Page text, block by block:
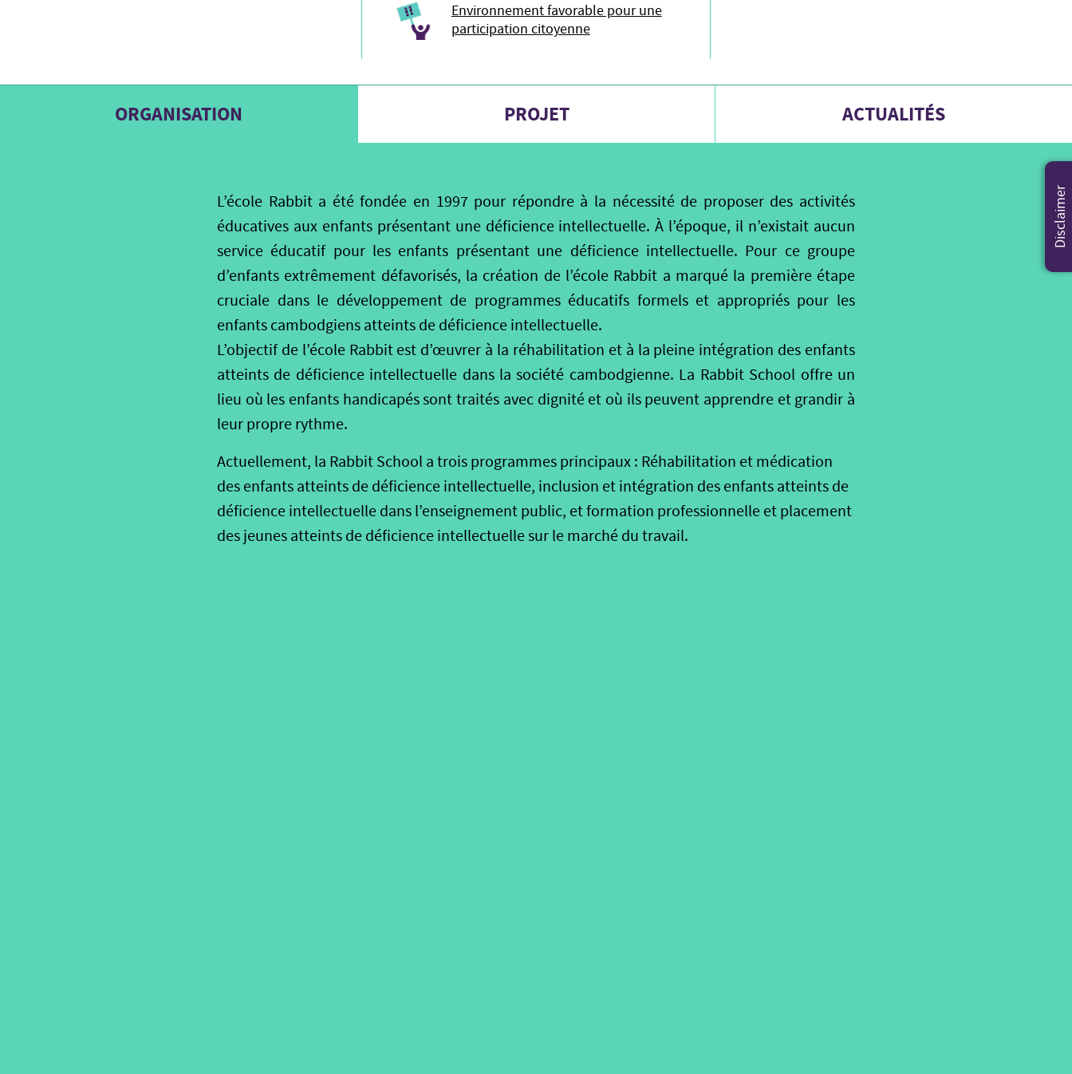
Environnement favorable pour une
participation citoyenne
ORGANISATION
L’école Rabbit a été fondée en 1997 pour répondre à la nécessité de proposer des activités
éducatives aux enfants présentant une déficience intellectuelle. À l’époque, il n’existait aucun
service éducatif pour les enfants présentant une déficience intellectuelle. Pour ce groupe
d’enfants extrêmement défavorisés, la création de l’école Rabbit a marqué la première étape
cruciale dans le développement de programmes éducatifs formels et appropriés pour les
enfants cambodgiens atteints de déficience intellectuelle.
L’objectif de l’école Rabbit est d’œuvrer à la réhabilitation et à la pleine intégration des enfants
atteints de déficience intellectuelle dans la société cambodgienne. La Rabbit School offre un
lieu où les enfants handicapés sont traités avec dignité et où ils peuvent apprendre et grandir à
leur propre rythme.
Actuellement, la Rabbit School a trois programmes principaux : Réhabilitation et médication
des enfants atteints de déficience intellectuelle, inclusion et intégration des enfants atteints de
déficience intellectuelle dans l’enseignement public, et formation professionnelle et placement
des jeunes atteints de déficience intellectuelle sur le marché du travail.
PROJET ACTUALITÉS
Disclaimer